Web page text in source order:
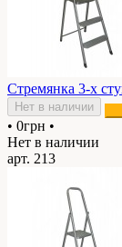
Стремянка 3-х
Нет в наличии
• 0грн •
Нет в наличии
арт. 213